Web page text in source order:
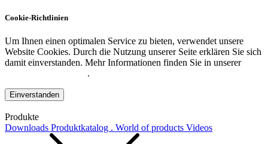
Cookie-Richtlinien
Um Ihnen einen optimalen Service zu bieten, verwendet unsere
Website Cookies. Durch die Nutzung unserer Seite erklären Sie sich
damit einverstanden. Mehr Informationen finden Sie in unserer
.
Einverstanden
Produkte
Downloads Produktkatalog . World of products Videos